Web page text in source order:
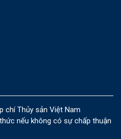
chí Thủy sản Việt Nam
nếu không có sự chấp thuận